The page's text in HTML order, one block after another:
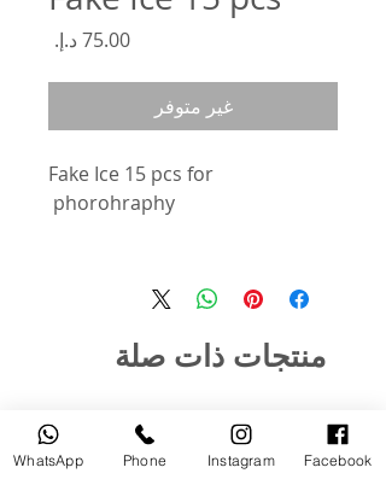
غير متوفر
Fake Ice 15 pcs for
phorohraphy
منتجات ذات صلة
جديد
WhatsApp Phone Instagram Facebook